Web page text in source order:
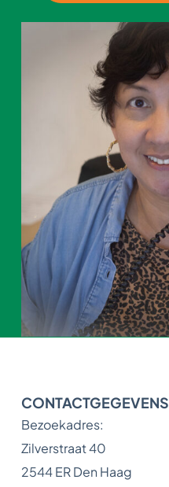
CONTACTGEGEVENS
Bezoekadres:
Zilverstraat 40
2544 ER Den Haag